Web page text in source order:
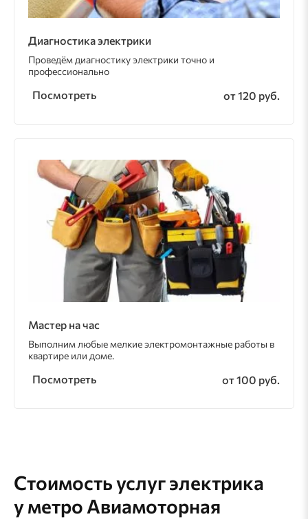
Диагностика электрики
Проведём диагностику электрики точно и
профессионально
Посмотреть от 120 руб.
Мастер на час
Выполним любые мелкие электромонтажные работы в
квартире или доме.
Посмотреть от 100 руб.
Стоимость услуг электрика
у метро Авиамоторная